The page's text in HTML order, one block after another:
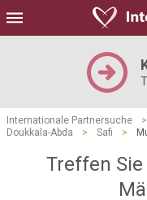
Internationale Partnersuche >
Doukkala-Abda
> Safi >
Treffen